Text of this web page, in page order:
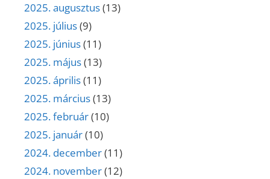
2025. augusztus(13)
2025. július(9)
2025. június(11)
2025. május(13)
2025. április(11)
2025. március(13)
2025. február(10)
2025. január(10)
2024. december(11)
2024. november(12)